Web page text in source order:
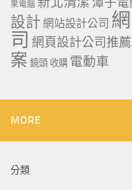
果電腦
潭子電
設計 網站設計公司
司 網頁設計公司推薦
案 鏡頭 收購 電動車
MORE
分類